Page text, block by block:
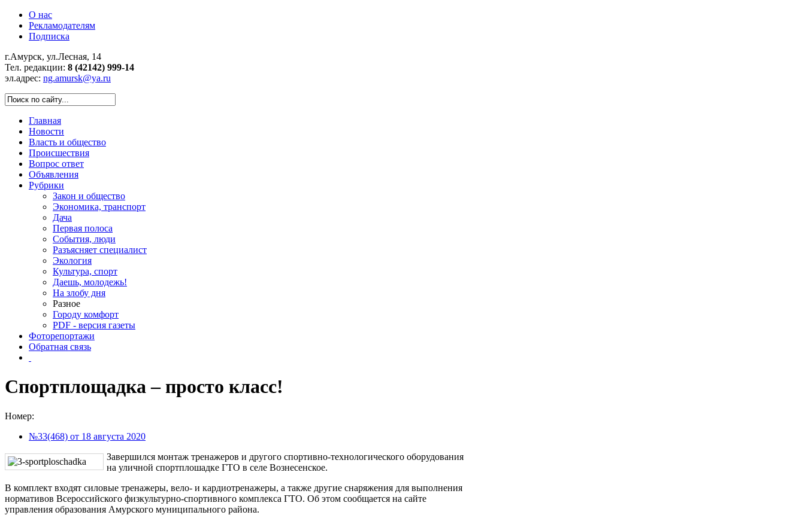
О нас
Рекламодателям
Подписка
г.Амурск, ул.Лесная, 14
Тел. редакции: 8 (42142) 999-14
эл.адрес: ng.amursk@ya.ru
Главная
Новости
Власть и общество
Происшествия
Вопрос ответ
Объявления
Рубрики
Закон и общество
Экономика, транспорт
Дача
Первая полоса
События, люди
Разъясняет специалист
Экология
Культура, спорт
Даешь, молодежь!
На злобу дня
Разное
Городу комфорт
PDF - версия газеты
Фоторепортажи
Обратная связь
Спортплощадка – просто класс!
Номер:
№33(468) от 18 августа 2020
Завершился монтаж тренажеров и другого спортивно-технологического оборудования
на уличной спортплошадке ГТО в селе Вознесенское.
В комплект входят силовые тренажеры, вело- и кардиотренажеры, а также другие снаряжения для выполнения
нормативов Всероссийского физкультурно-спортивного комплекса ГТО. Об этом сообщается на сайте
управления образования Амурского муниципального района.